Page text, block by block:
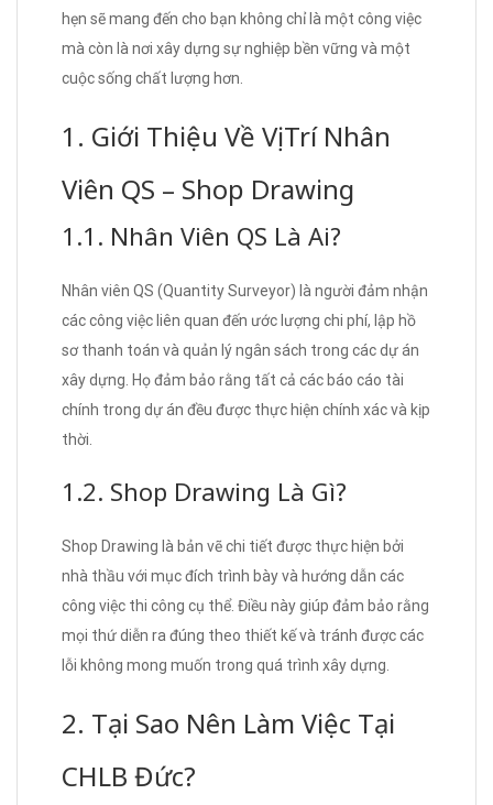
hẹn sẽ mang đến cho bạn không chỉ là một công việc
mà còn là nơi xây dựng sự nghiệp bền vững và một
cuộc sống chất lượng hơn.
1. Giới Thiệu Về Vị Trí Nhân
Viên QS – Shop Drawing
1.1. Nhân Viên QS Là Ai?
Nhân viên QS (Quantity Surveyor) là người đảm nhận
các công việc liên quan đến ước lượng chi phí, lập hồ
sơ thanh toán và quản lý ngân sách trong các dự án
xây dựng. Họ đảm bảo rằng tất cả các báo cáo tài
chính trong dự án đều được thực hiện chính xác và kịp
thời.
1.2. Shop Drawing Là Gì?
Shop Drawing là bản vẽ chi tiết được thực hiện bởi
nhà thầu với mục đích trình bày và hướng dẫn các
công việc thi công cụ thể. Điều này giúp đảm bảo rằng
mọi thứ diễn ra đúng theo thiết kế và tránh được các
lỗi không mong muốn trong quá trình xây dựng.
2. Tại Sao Nên Làm Việc Tại
CHLB Đức?